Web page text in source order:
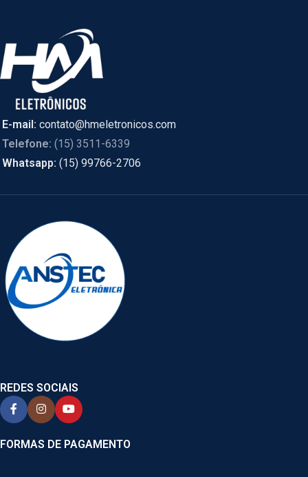
E-mail: contato@hmeletronicos.com
Telefone: (15) 3511-6339
Whatsapp: (15) 99766-2706
REDES SOCIAIS
FORMAS DE PAGAMENTO